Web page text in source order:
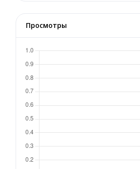
Просмотры